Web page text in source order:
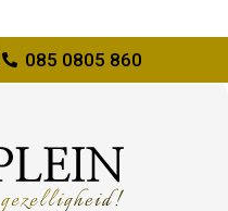
085 0805 860